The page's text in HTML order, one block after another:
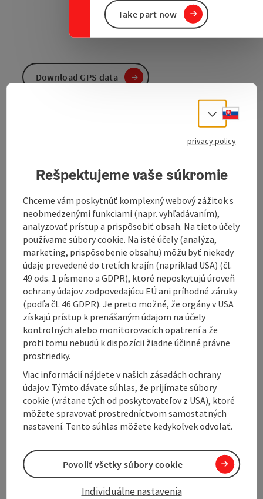
Take part now
Pleasure bike tour - combine cycling with a stop for
refreshments
The "InnWirtler" restaurateurs along the route
provide culinary delights and plenty of opportunities
to rest. Most of the terrain is slightly hilly, but some
climbs are rewarded with wonderful viewpoints.
The route can also be cycled in 2 parts as the
Braunauer Runde (40 km) and Mattighofener Runde
(58 km), as there is also a signposted connecting
route between Neukirchen and Uttendorf!
Tour and route information
Download GPS data
To the website
Select
privacy policy
Rešpektujeme vaše súkromie
Chceme vám poskytnúť komplexný webový zážitok s
neobmedzenými funkciami (napr. vyhľadávaním),
analyzovať prístup a prispôsobiť obsah. Na tieto účely
používame súbory cookie. Na isté účely (analýza,
marketing, prispôsobenie obsahu) môžu byť niekedy
údaje prevedené do tretích krajín (napríklad USA) (čl.
49 ods. 1 písmeno a GDPR), ktoré neposkytujú úroveň
ochrany údajov zodpovedajúcu EÚ ani príhodné záruky
(podľa čl. 46 GDPR). Je preto možné, že orgány v USA
získajú prístup k prenášaným údajom na účely
kontrolných alebo monitorovacích opatrení a že
proti tomu nebudú k dispozícii žiadne účinné právne
prostriedky.
Viac informácií nájdete v našich zásadách ochrany
údajov. Týmto dávate súhlas, že prijímate súbory
cookie (vrátane tých od poskytovateľov z USA), ktoré
môžete spravovať prostredníctvom samostatných
nastavení. Tento súhlas môžete kedykoľvek odvolať.
Individuálne nastavenia
Povoliť všetky súbory cookie